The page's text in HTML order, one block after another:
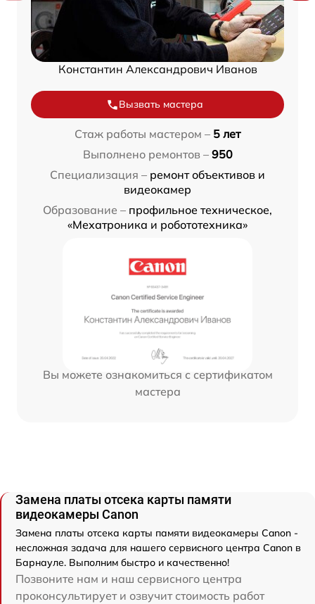
Константин Александрович Иванов
Вызвать мастера
Стаж работы мастером – 5 лет
Выполнено ремонтов – 950
Специализация – ремонт объективов и
видеокамер
Образование – профильное техническое,
«Мехатроника и робототехника»
Вы можете ознакомиться с сертификатом
мастера
Замена платы отсека карты памяти
видеокамеры Canon
Замена платы отсека карты памяти видеокамеры Canon -
несложная задача для нашего сервисного центра Canon в
Барнауле. Выполним быстро и качественно!
Позвоните нам и наш сервисного центра
проконсультирует и озвучит стоимость работ